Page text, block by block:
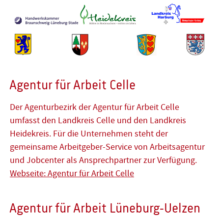
Agentur für Arbeit Celle
Der Agenturbezirk der Agentur für Arbeit Celle
umfasst den Landkreis Celle und den Landkreis
Heidekreis. Für die Unternehmen steht der
gemeinsame Arbeitgeber-Service von Arbeitsagentur
und Jobcenter als Ansprechpartner zur Verfügung.
Webseite: Agentur für Arbeit Celle
Agentur für Arbeit Lüneburg-Uelzen